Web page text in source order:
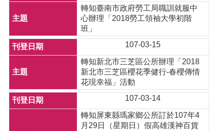
轉知臺南市政府勞工局職訓就服中
心辦理「2018勞工領袖大學初階
班」
107-03-15
轉知新北市三芝區公所辦理「2018
新北市三芝區櫻花季健行-春櫻傳情
花現幸福」活動
107-03-14
轉知屏東縣瑪家鄉公所訂於107年4
月29日（星期日）假高雄漢神百貨